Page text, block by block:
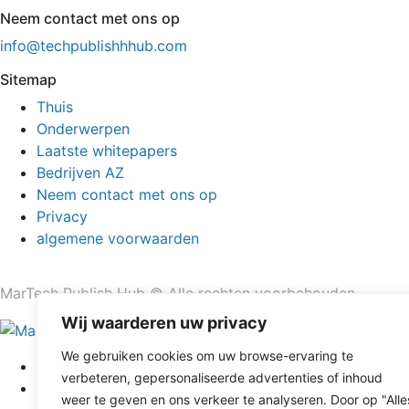
Wij waarderen uw privacy
We gebruiken cookies om uw browse-ervaring te
verbeteren, gepersonaliseerde advertenties of inhoud
weer te geven en ons verkeer te analyseren. Door op
Neem contact met ons op
info@techpublishhhub.com
Sitemap
Thuis
Onderwerpen
Laatste whitepapers
Bedrijven AZ
Neem contact met ons op
Privacy
algemene voorwaarden
MarTech Publish Hub © Alle rechten voorbehouden.
Thuis
Onderwerpen